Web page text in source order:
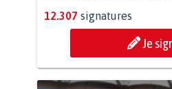
12.307 signatures
Je